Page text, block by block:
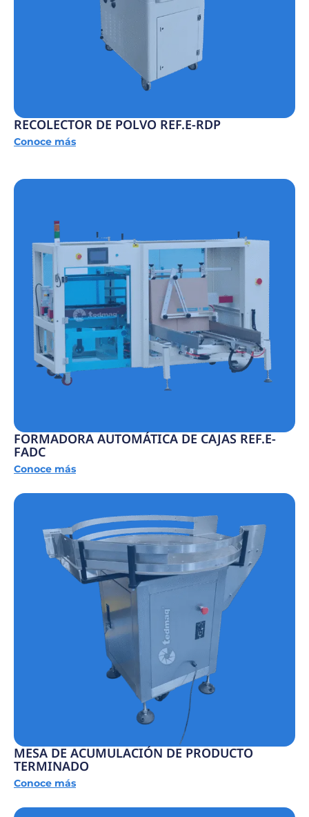
RECOLECTOR DE POLVO REF.E-RDP
Conoce más
FORMADORA AUTOMÁTICA DE CAJAS REF.E-
FADC
Conoce más
MESA DE ACUMULACIÓN DE PRODUCTO
TERMINADO
Conoce más